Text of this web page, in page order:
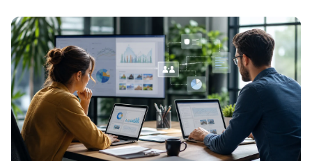
Иностранные языки
Soft Skills
ДПО
Детям
Акции и промокоды